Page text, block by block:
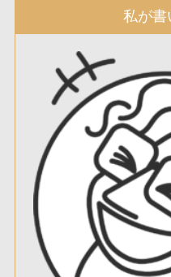
私が書